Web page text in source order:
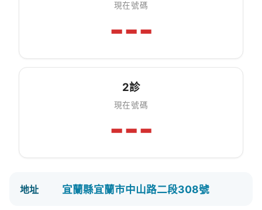
現在號碼
---
2診
現在號碼
---
地址 宜蘭縣宜蘭市中山路二段308號